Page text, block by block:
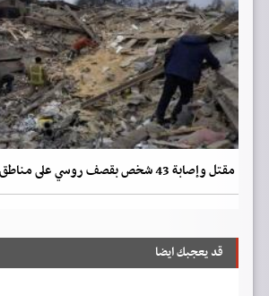
مقتل وإصابة 43 شخص بقصف روسي على مناطق في أوكرانيا.
قد يعجبك ايضا